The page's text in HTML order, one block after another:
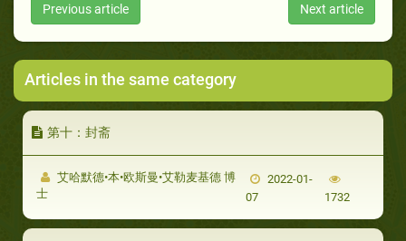
Previous article Next article
Articles in the same category
第十：封斋
艾哈默德•本•欧斯曼•艾勒麦基德 博
士
2022-01-
07
1732